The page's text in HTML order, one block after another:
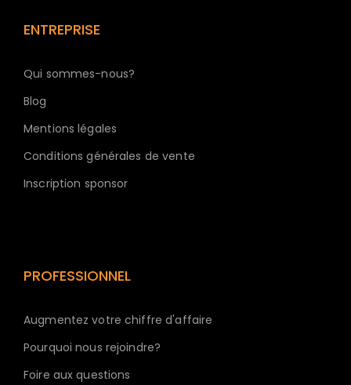
ENTREPRISE
Qui sommes-nous?
Blog
Mentions légales
Conditions générales de vente
Inscription sponsor
PROFESSIONNEL
Augmentez votre chiffre d'affaire
Pourquoi nous rejoindre?
Foire aux questions